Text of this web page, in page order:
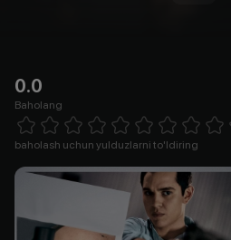
0.0
Baholang
1 Star 2 Stars 3 Stars 4 Stars5 Stars 6 Stars7 Stars8 Stars
baholash uchun yulduzlarni to'ldiring